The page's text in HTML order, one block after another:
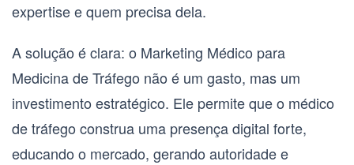
expertise e quem precisa dela.
A solução é clara: o Marketing Médico para
Medicina de Tráfego não é um gasto, mas um
investimento estratégico. Ele permite que o médico
de tráfego construa uma presença digital forte,
educando o mercado, gerando autoridade e